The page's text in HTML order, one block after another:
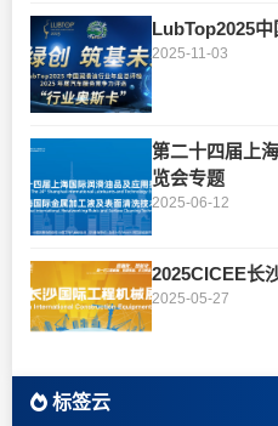
LubTop2025
2025-11-03
第二十四届上
览会专题
2025-06-12
2025CICEE长
2025-05-27
标签云